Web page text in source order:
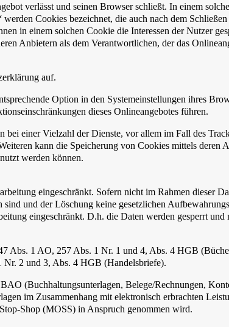
verlässt und seinen Browser schließt. In einem
Cookies bezeichnet, die auch nach dem
in einem solchen Cookie die Interessen der Nutzer
Anbietern als dem Verantwortlichen, der das
auf.
Option in den Systemeinstellungen ihres
dieses Onlineangebotes führen.
einer Vielzahl der Dienste, vor allem im Fall des
kann die Speicherung von Cookies mittels deren
werden können.
eingeschränkt. Sofern nicht im Rahmen dieser
und der Löschung keine gesetzlichen
eingeschränkt. D.h. die Daten werden gesperrt
Abs. 1 AO, 257 Abs. 1 Nr. 1 und 4, Abs. 4 HGB
Nr. 2 und 3, Abs. 4 HGB (Handelsbriefe).
(Buchhaltungsunterlagen, Belege/Rechnungen,
im Zusammenhang mit elektronisch erbrachten
Shop (MOSS) in Anspruch genommen wird.